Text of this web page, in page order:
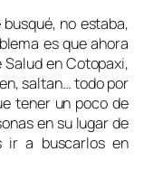
no estaba,
es que ahora
en Cotopaxi,
saltan… todo por
tener un poco de
en su lugar de
ir a buscarlos en